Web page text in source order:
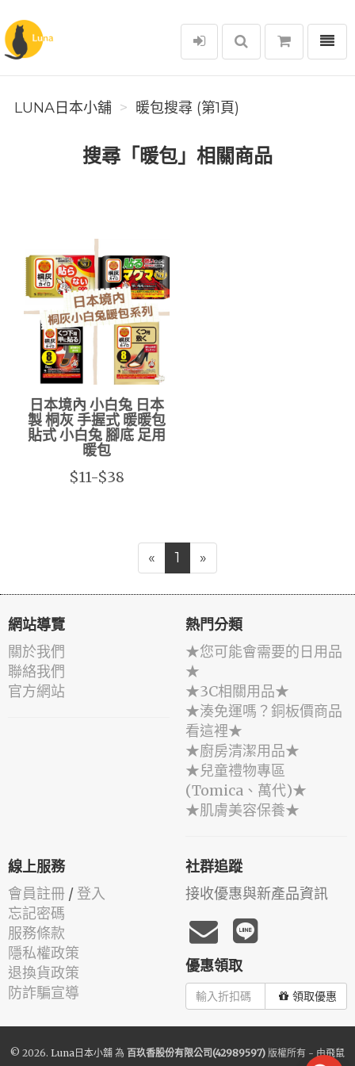
Luna日本小舖
選單
LUNA日本小舖 暖包搜尋 (第1頁)
搜尋「暖包」相關商品
日本境內 小白兔 日本
製 桐灰 手握式 暖暖包
貼式 小白兔 腳底 足用
暖包
$11-$38
« 1 »
網站導覽
關於我們
聯絡我們
官方網站
熱門分類
★您可能會需要的日用品
★
★3C相關用品★
★湊免運嗎？銅板價商品
看這裡★
★廚房清潔用品★
★兒童禮物專區
(Tomica、萬代)★
★肌膚美容保養★
線上服務
會員註冊 / 登入
忘記密碼
服務條款
隱私權政策
退換貨政策
防詐騙宣導
社群追蹤
接收優惠與新產品資訊
優惠領取
領取優惠
© 2026. Luna日本小舖 為 百玖香股份有限公司(42989597) 版權所有 - 由飛鼠